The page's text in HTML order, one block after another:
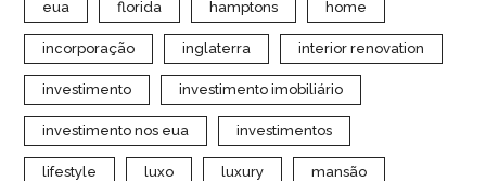
eua florida hamptons home
incorporação inglaterra interior renovation
investimento investimento imobiliário
investimento nos eua investimentos
lifestyle luxo luxury mansão